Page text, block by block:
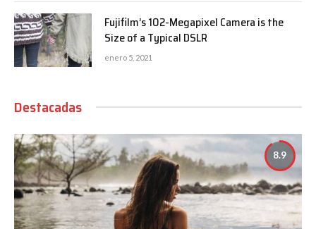
Fujifilm’s 102-Megapixel Camera is the
Size of a Typical DSLR
enero 5, 2021
Destacadas
8.9